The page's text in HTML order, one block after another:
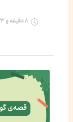
۸ دقیقه و ۲۳ ثانیه